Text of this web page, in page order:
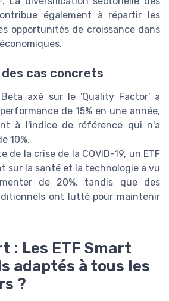
également à répartir les
opportunités de croissance dans
cas concrets
axé sur le 'Quality Factor' a
de 15% en une année,
à l'indice de référence qui n'a
10%.
de la crise de la COVID-19, un ETF
sur la santé et la technologie a vu
de 20%, tandis que des
ont lutté pour maintenir
: Les ETF Smart
adaptés à tous les
?